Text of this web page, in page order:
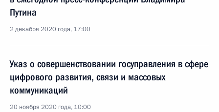
Путина
2 декабря 2020 года, 17:00
Указ о совершенствовании госуправления в сфере
цифрового развития, связи и массовых
коммуникаций
20 ноября 2020 года, 10:00